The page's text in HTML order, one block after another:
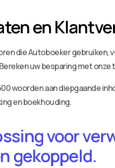
en
die Autoboeker gebruiken,
uw besparing met onze
woorden aan diepgaande
en boekhouding.
voor
gekoppeld.